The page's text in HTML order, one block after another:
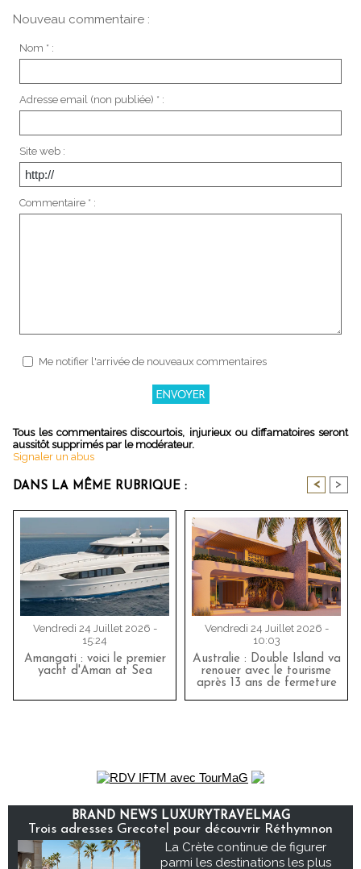
Nouveau commentaire :
Nom * :
Adresse email (non publiée) * :
Site web :
Commentaire * :
Me notifier l'arrivée de nouveaux commentaires
Tous les commentaires discourtois, injurieux ou diffamatoires seront
aussitôt supprimés par le modérateur.
Signaler un abus
DANS LA MÊME RUBRIQUE : < >
Vendredi 24 Juillet 2026 -
15:24
Amangati : voici le premier
yacht d'Aman at Sea
Vendredi 24 Juillet 2026 -
10:03
Australie : Double Island va
renouer avec le tourisme
après 13 ans de fermeture
BRAND NEWS LUXURYTRAVELMAG
Trois adresses Grecotel pour découvrir Réthymnon
La Crète continue de figurer
parmi les destinations les plus